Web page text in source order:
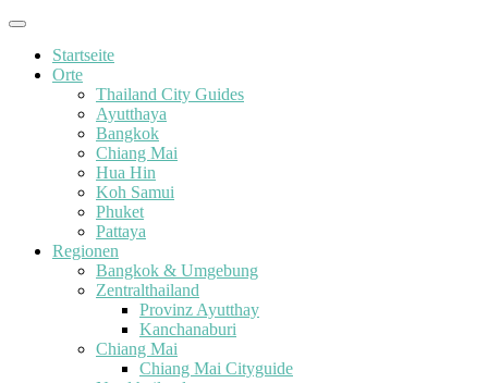
Startseite
Orte
Thailand City Guides
Ayutthaya
Bangkok
Chiang Mai
Hua Hin
Koh Samui
Phuket
Pattaya
Regionen
Bangkok & Umgebung
Zentralthailand
Provinz Ayutthay
Kanchanaburi
Chiang Mai
Chiang Mai Cityguide